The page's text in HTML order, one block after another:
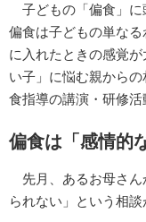
子どもの「偏食」に
偏食は子どもの単な
に入れたときの感覚
い子」に悩む親から
食指導の講演・研修活
偏食は「感情的
先月、あるお母さん
られない」という相談